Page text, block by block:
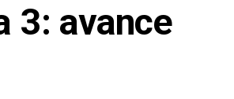
3: avance